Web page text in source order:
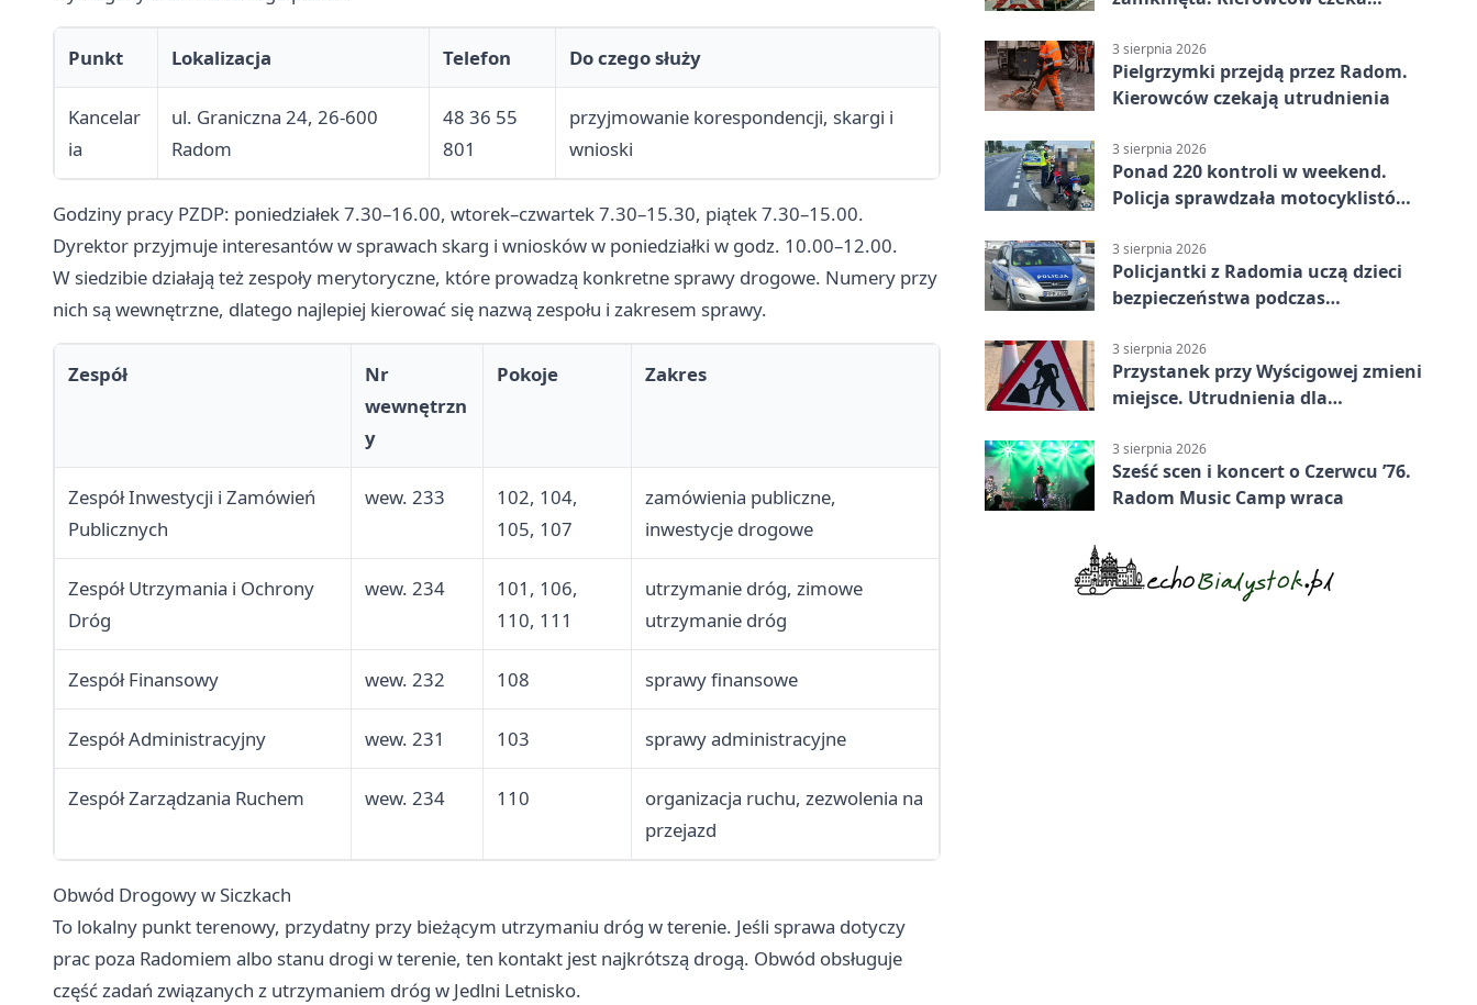
Punkt Lokalizacja Telefon Do czego służy
Kancelar
ia
ul. Graniczna 24, 26-600
Radom
48 36 55
801
przyjmowanie korespondencji, skargi i
wnioski
Godziny pracy PZDP: poniedziałek 7.30–16.00, wtorek–czwartek 7.30–15.30, piątek 7.30–15.00.
Dyrektor przyjmuje interesantów w sprawach skarg i wniosków w poniedziałki w godz. 10.00–12.00.
W siedzibie działają też zespoły merytoryczne, które prowadzą konkretne sprawy drogowe. Numery przy
nich są wewnętrzne, dlatego najlepiej kierować się nazwą zespołu i zakresem sprawy.
Zespół
Nr
wewnętrzn
y
Pokoje Zakres
Zespół Inwestycji i Zamówień
Publicznych
wew. 233
102, 104,
105, 107
zamówienia publiczne,
inwestycje drogowe
Zespół Utrzymania i Ochrony
Dróg
wew. 234
101, 106,
110, 111
utrzymanie dróg, zimowe
utrzymanie dróg
Zespół Finansowy wew. 232 108 sprawy finansowe
Zespół Administracyjny wew. 231 103 sprawy administracyjne
Zespół Zarządzania Ruchem wew. 234 110
organizacja ruchu, zezwolenia na
przejazd
Obwód Drogowy w Siczkach
To lokalny punkt terenowy, przydatny przy bieżącym utrzymaniu dróg w terenie. Jeśli sprawa dotyczy
prac poza Radomiem albo stanu drogi w terenie, ten kontakt jest najkrótszą drogą. Obwód obsługuje
część zadań związanych z utrzymaniem dróg w Jedlni Letnisko.
3 sierpnia 2026
Pielgrzymki przejdą przez Radom.
Kierowców czekają utrudnienia
3 sierpnia 2026
Ponad 220 kontroli w weekend.
Policja sprawdzała motocyklistów
3 sierpnia 2026
Policjantki z Radomia uczą dzieci
bezpieczeństwa podczas
3 sierpnia 2026
Przystanek przy Wyścigowej zmieni
miejsce. Utrudnienia dla
3 sierpnia 2026
Sześć scen i koncert o Czerwcu ’76.
Radom Music Camp wraca